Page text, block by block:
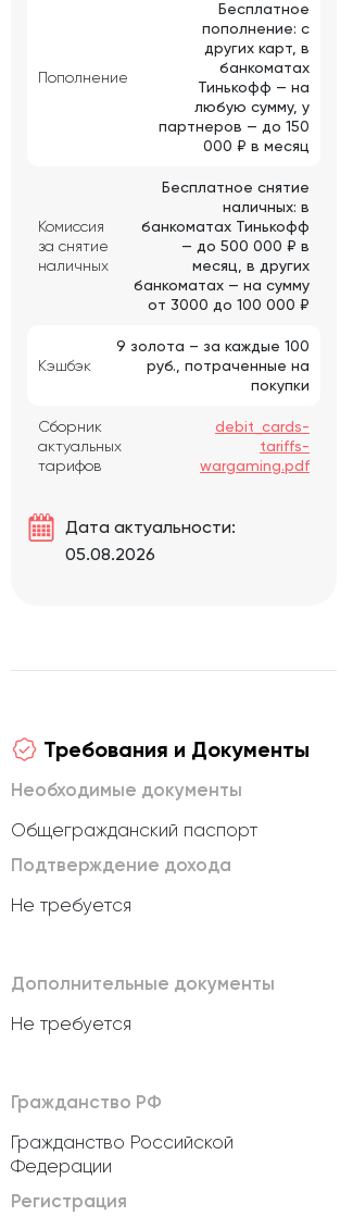
Пополнение
Бесплатное
пополнение: с
других карт, в
банкоматах
Тинькофф — на
любую сумму, у
партнеров — до 150
000 ₽ в месяц
Комиссия
за снятие
наличных
Бесплатное снятие
наличных: в
банкоматах Тинькофф
— до 500 000 ₽ в
месяц, в других
банкоматах — на сумму
от 3000 до 100 000 ₽
Кэшбэк
9 золота – за каждые 100
руб., потраченные на
покупки
Сборник
актуальных
тарифов
debit_cards-
tariffs-
wargaming.pdf
Дата актуальности:
05.08.2026
Требования и Документы
Необходимые документы
Общегражданский паспорт
Подтверждение дохода
Не требуется
Дополнительные документы
Не требуется
Гражданство РФ
Гражданство Российской
Федерации
Регистрация